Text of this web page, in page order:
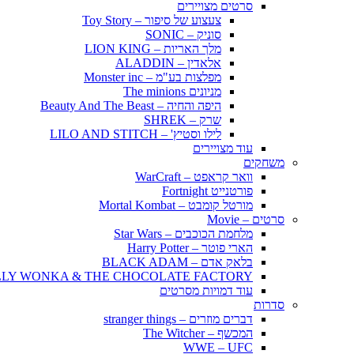
סרטים מצויירים
צעצוע של סיפור – Toy Story
סוניק – SONIC
מלך האריות – LION KING
אלאדין – ALADDIN
מפלצות בע"מ – Monster inc
מניונים The minions
היפה והחיה – Beauty And The Beast
שרק – SHREK
לילו וסטיץ' – LILO AND STITCH
עוד מצויירים
משחקים
וואר קראפט – WarCraft
פורטנייט Fortnight
מורטל קומבט – Mortal Kombat
סרטים – Movie
מלחמת הכוכבים – Star Wars
הארי פוטר – Harry Potter
בלאק אדם – BLACK ADAM
WONKA & THE CHOCOLATE FACTORY
עוד דמויות מסרטים
סדרות
דברים מוזרים – stranger things
המכשף – The Witcher
WWE – UFC